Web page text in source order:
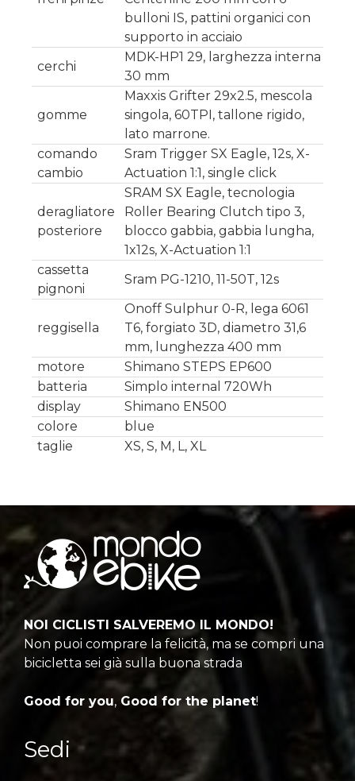
bulloni IS, pattini organici con
supporto in acciaio
cerchi
MDK-HP1 29, larghezza interna
30 mm
gomme
Maxxis Grifter 29x2.5, mescola
singola, 60TPI, tallone rigido,
lato marrone.
comando
cambio
Sram Trigger SX Eagle, 12s, X-
Actuation 1:1, single click
deragliatore
posteriore
SRAM SX Eagle, tecnologia
Roller Bearing Clutch tipo 3,
blocco gabbia, gabbia lungha,
1x12s, X-Actuation 1:1
cassetta
pignoni
Sram PG-1210, 11-50T, 12s
reggisella
Onoff Sulphur 0-R, lega 6061
T6, forgiato 3D, diametro 31,6
mm, lunghezza 400 mm
motore
Shimano STEPS EP600
batteria
Simplo internal 720Wh
display
Shimano EN500
colore
blue
taglie
XS, S, M, L, XL
NOI CICLISTI SALVEREMO IL MONDO!
Non puoi comprare la felicità, ma se compri una
bicicletta sei già sulla buona strada
Good for you, Good for the planet!
Sedi